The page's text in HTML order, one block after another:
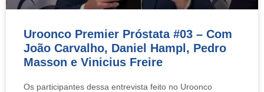
Uroonco Premier Próstata #03 – Com
João Carvalho, Daniel Hampl, Pedro
Masson e Vinicius Freire
Os participantes dessa entrevista feito no Uroonco